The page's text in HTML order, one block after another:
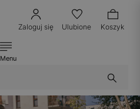
Zaloguj się Ulubione Koszyk
Menu